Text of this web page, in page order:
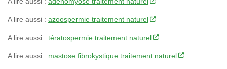
A lire aussi : azoospermie traitement naturel
A lire aussi : tératospermie traitement naturel
A lire aussi : mastose fibrokystique traitement naturel